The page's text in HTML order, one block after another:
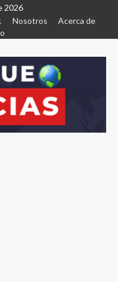
2026
Nosotros
Acerca de